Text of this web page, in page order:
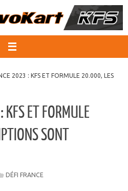
2023 : KFS ET FORMULE 20.000, LES
ET FORMULE
SONT
DÉFI FRANCE